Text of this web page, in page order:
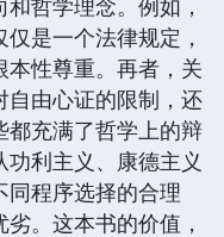
哲学理念。例如，
是一个法律规定，
性尊重。再者，关
自由心证的限制，还
都充满了哲学上的辩
利主义、康德主义
程序选择的合理
。这本书的价值，